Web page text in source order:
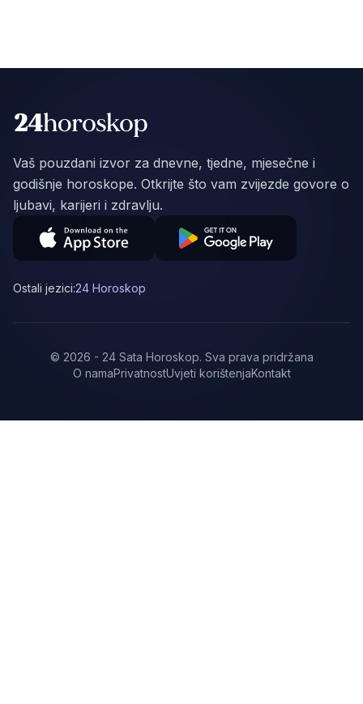
Vaš pouzdani izvor za dnevne, tjedne, mjesečne i
godišnje horoskope. Otkrijte što vam zvijezde govore o
ljubavi, karijeri i zdravlju.
Ostali jezici:24 Horoskop
© 2026 - 24 Sata Horoskop. Sva prava pridržana
O namaPrivatnostUvjeti korištenjaKontakt